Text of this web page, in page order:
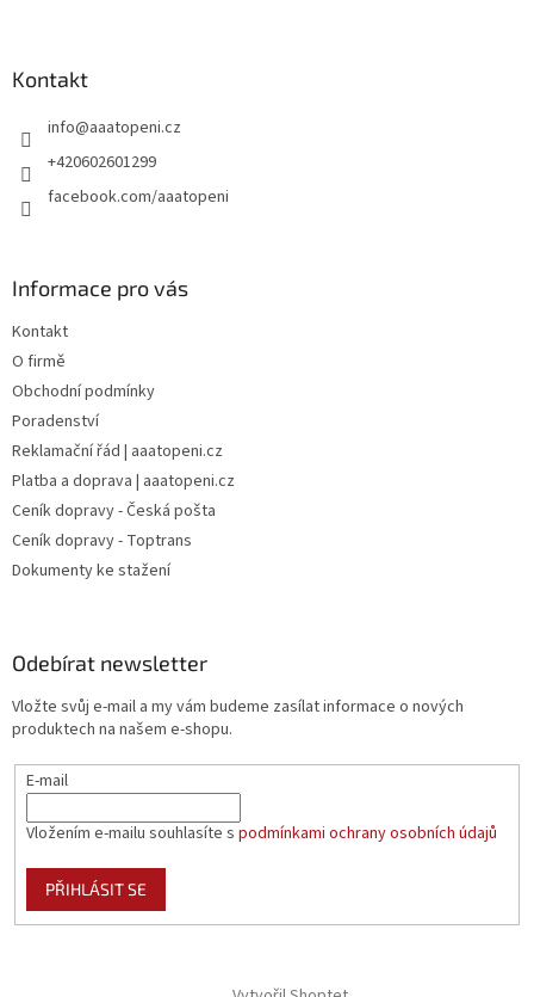
Kontakt
info@aaatopeni.cz
+420602601299
facebook.com/aaatopeni
Informace pro vás
Kontakt
O firmě
Obchodní podmínky
Poradenství
Reklamační řád | aaatopeni.cz
Platba a doprava | aaatopeni.cz
Ceník dopravy - Česká pošta
Ceník dopravy - Toptrans
Dokumenty ke stažení
Odebírat newsletter
Vložte svůj e-mail a my vám budeme zasílat informace o nových
produktech na našem e-shopu.
E-mail
Vložením e-mailu souhlasíte s podmínkami ochrany osobních údajů
PŘIHLÁSIT SE